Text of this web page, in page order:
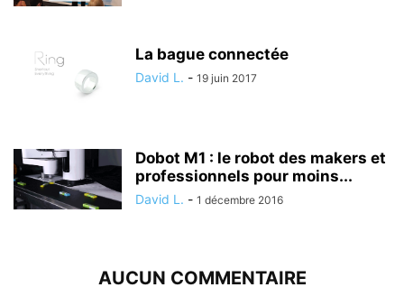
La bague connectée
David L. - 19 juin 2017
Dobot M1 : le robot des makers et
professionnels pour moins...
David L. - 1 décembre 2016
AUCUN COMMENTAIRE